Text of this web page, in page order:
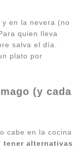
en la nevera (no
quien lleva
salva el día.
plato por
(y cada
cabe en la cocina
tener alternativas